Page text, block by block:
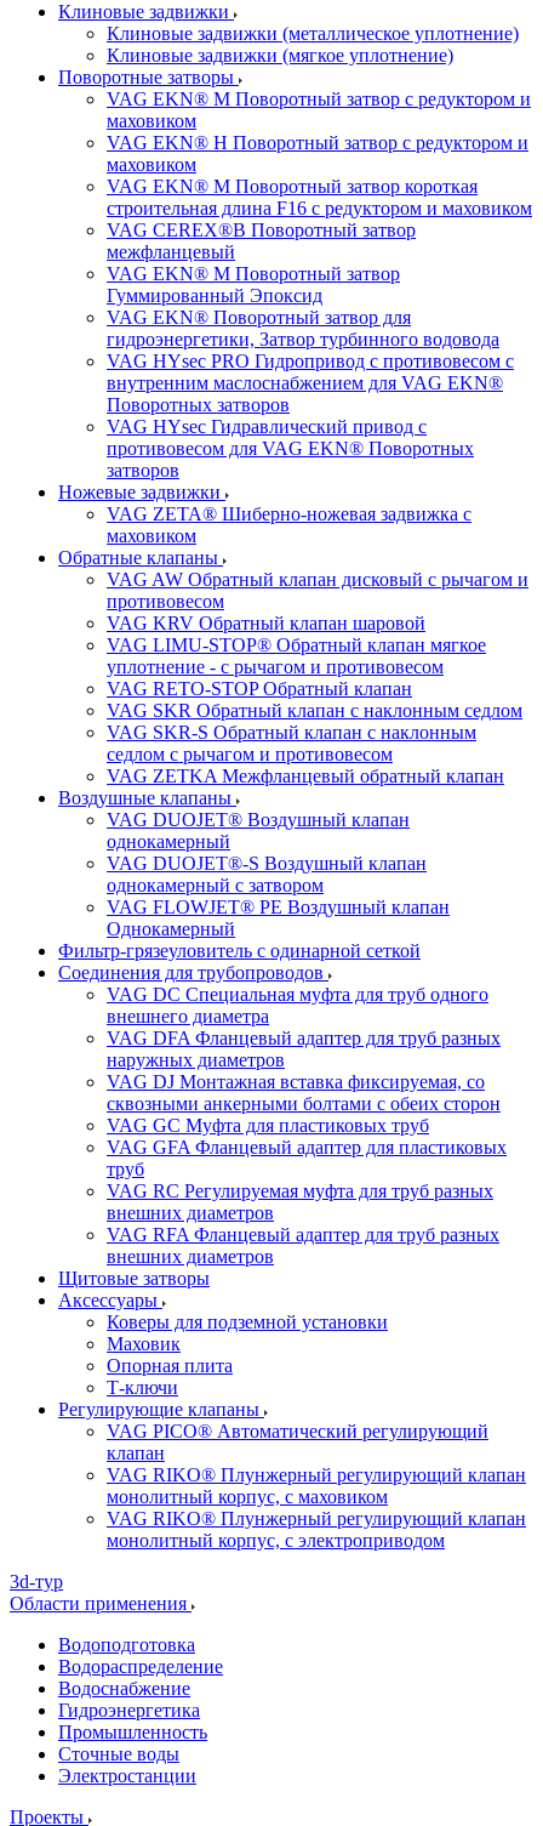
Клиновые задвижки
Клиновые задвижки (металлическое уплотнение)
Клиновые задвижки (мягкое уплотнение)
Поворотные затворы
VAG EKN® M Поворотный затвор с редуктором и
маховиком
VAG EKN® H Поворотный затвор с редуктором и
маховиком
VAG EKN® M Поворотный затвор короткая
строительная длина F16 с редуктором и маховиком
VAG CEREX®B Поворотный затвор
межфланцевый
VAG EKN® M Поворотный затвор
Гуммированный Эпоксид
VAG EKN® Поворотный затвор для
гидроэнергетики, Затвор турбинного водовода
VAG HYsec PRO Гидропривод с противовесом с
внутренним маслоснабжением для VAG EKN®
Поворотных затворов
VAG HYsec Гидравлический привод с
противовесом для VAG EKN® Поворотных
затворов
Ножевые задвижки
VAG ZETA® Шиберно-ножевая задвижка с
маховиком
Обратные клапаны
VAG AW Обратный клапан дисковый с рычагом и
противовесом
VAG KRV Обратный клапан шаровой
VAG LIMU-STOP® Обратный клапан мягкое
уплотнение - с рычагом и противовесом
VAG RETO-STOP Обратный клапан
VAG SKR Обратный клапан с наклонным седлом
VAG SKR-S Обратный клапан с наклонным
седлом с рычагом и противовесом
VAG ZETKA Межфланцевый обратный клапан
Воздушные клапаны
VAG DUOJET® Воздушный клапан
однокамерный
VAG DUOJET®-S Воздушный клапан
однокамерный с затвором
VAG FLOWJET® PE Воздушный клапан
Однокамерный
Фильтр-грязеуловитель с одинарной сеткой
Соединения для трубопроводов
VAG DC Специальная муфта для труб одного
внешнего диаметра
VAG DFA Фланцевый адаптер для труб разных
наружных диаметров
VAG DJ Монтажная вставка фиксируемая, со
сквозными анкерными болтами с обеих сторон
VAG GC Муфта для пластиковых труб
VAG GFA Фланцевый адаптер для пластиковых
труб
VAG RC Регулируемая муфта для труб разных
внешних диаметров
VAG RFA Фланцевый адаптер для труб разных
внешних диаметров
Щитовые затворы
Аксессуары
Коверы для подземной установки
Маховик
Опорная плита
Т-ключи
Регулирующие клапаны
VAG PICO® Автоматический регулирующий
клапан
VAG RIKO® Плунжерный регулирующий клапан
монолитный корпус, с маховиком
VAG RIKO® Плунжерный регулирующий клапан
монолитный корпус, с электроприводом
3d-тур
Области применения
Водоподготовка
Водораспределение
Водоснабжение
Гидроэнергетика
Промышленность
Сточные воды
Электростанции
Проекты